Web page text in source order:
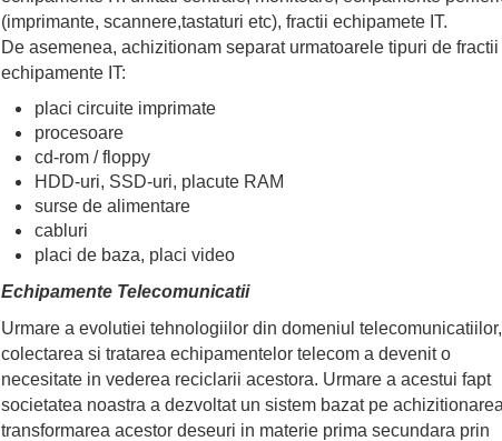
(imprimante, scannere,tastaturi etc), fractii echipamete IT.
De asemenea, achizitionam separat urmatoarele tipuri de fractii
echipamente IT:
placi circuite imprimate
procesoare
cd-rom / floppy
HDD-uri, SSD-uri, placute RAM
surse de alimentare
cabluri
placi de baza, placi video
Echipamente Telecomunicatii
Urmare a evolutiei tehnologiilor din domeniul telecomunicatiilor,
colectarea si tratarea echipamentelor telecom a devenit o
necesitate in vederea reciclarii acestora. Urmare a acestui fapt
societatea noastra a dezvoltat un sistem bazat pe
transformarea acestor deseuri in materie prima secundara prin